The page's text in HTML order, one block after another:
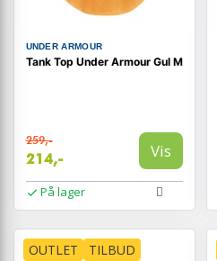
UNDER ARMOUR
Tank Top Under Armour Gul M
259,-
214,- Vis
På lager
OUTLET TILBUD